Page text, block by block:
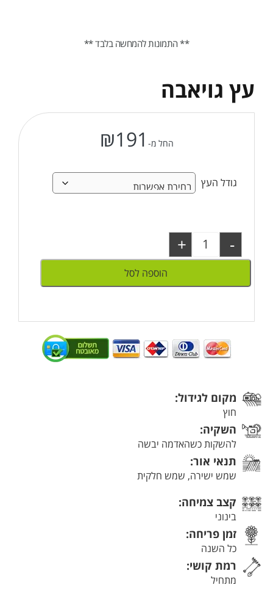
עץ גויאבה
החל מ- ₪191
גודל העץ
-
+
הוספה לסל
מקום לגידול:
חוץ
השקיה:
להשקות כשהאדמה יבשה
תנאי אור:
שמש ישירה, שמש חלקית
קצב צמיחה:
בינוני
זמן פריחה:
כל השנה
רמת קושי:
מתחיל
** התמונות להמחשה בלבד **